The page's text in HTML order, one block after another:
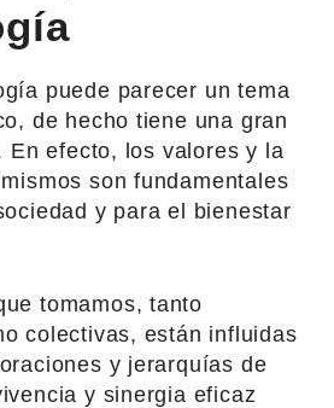
puede parecer un tema
de hecho tiene una gran
En efecto, los valores y la
son fundamentales
y para el bienestar
tomamos, tanto
colectivas, están influidas
y jerarquías de
y sinergia eficaz